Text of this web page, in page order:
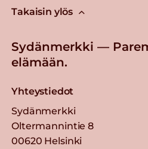
Takaisin ylös
Sydänmerkki —
elämään.
Yhteystiedot
Sydänmerkki
Oltermannintie 8
00620 Helsinki